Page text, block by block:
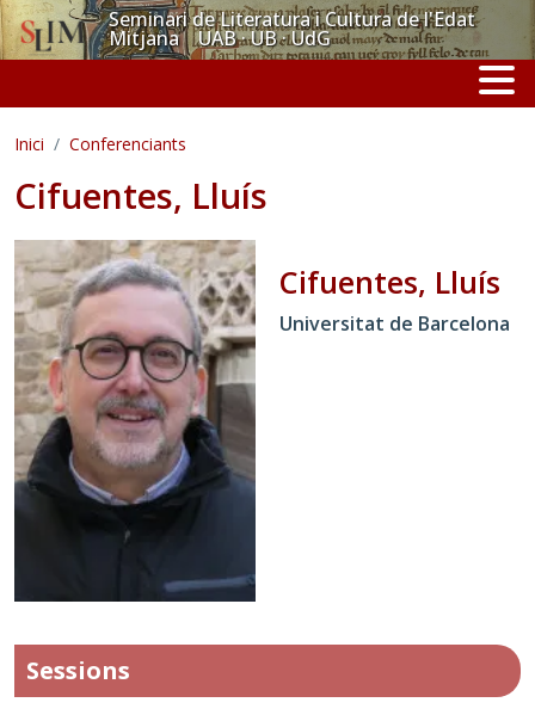
Vés al contingutSeminari de Literatura i Cultura de l'Edat
Mitjana UAB · UB · UdG
Inici Conferenciants
Cifuentes, Lluís
Cifuentes, Lluís
Universitat de Barcelona
Sessions